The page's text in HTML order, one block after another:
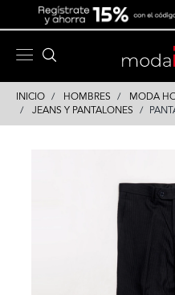
INICIO HOMBRES MODA
JEANS Y PANTALONES